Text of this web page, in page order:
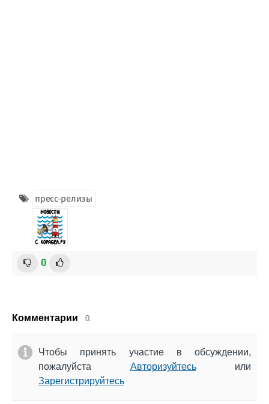
пресс-релизы
0
Комментарии 0.
Чтобы принять участие в обсуждении,
пожалуйста Авторизуйтесьили
Зарегистрируйтесь